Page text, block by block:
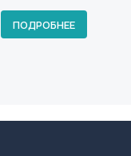
ПОДРОБНЕЕ